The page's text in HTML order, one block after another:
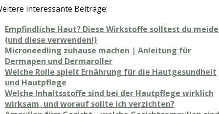
interessante Beiträge:
Empfindliche Haut? Diese Wirkstoffe solltest du
(und diese verwenden!)
Microneedling zuhause machen | Anleitung für
Dermapen und Dermaroller
Welche Rolle spielt Ernährung für die Hautgesundheit
und Hautpflege
Welche Inhaltsstoffe sind bei der Hautpflege wirklich
wirksam, und worauf sollte ich verzichten?